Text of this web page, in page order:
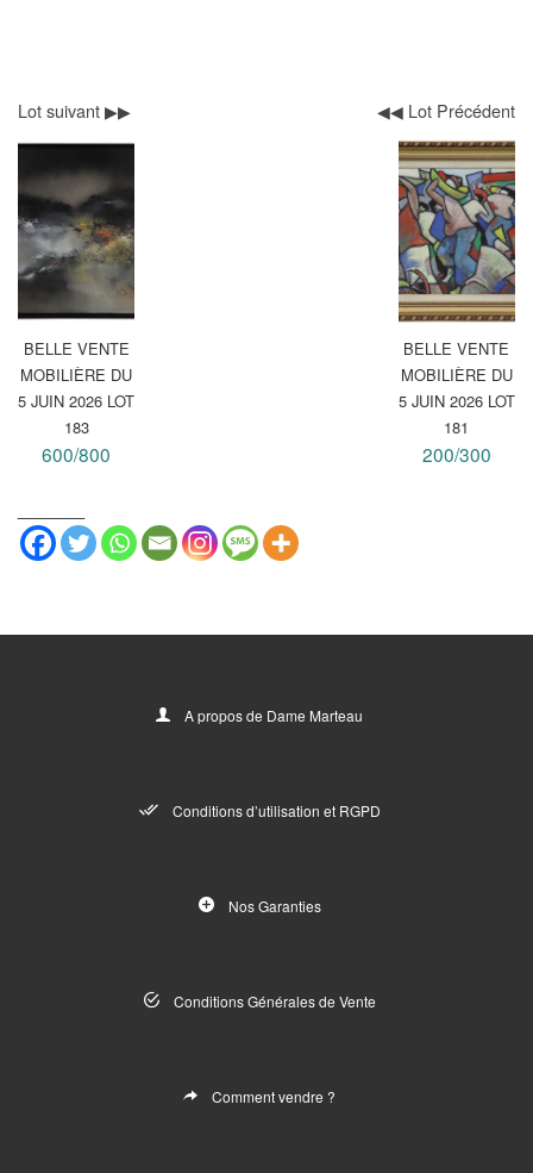
Lot suivant ▶▶
BELLE VENTE
MOBILIÈRE DU
5 JUIN 2026 LOT
183
600/800
◀◀ Lot Précédent
BELLE VENTE
MOBILIÈRE DU
5 JUIN 2026 LOT
181
200/300
A propos de Dame Marteau
Conditions d’utilisation et RGPD
Nos Garanties
Conditions Générales de Vente
Comment vendre ?